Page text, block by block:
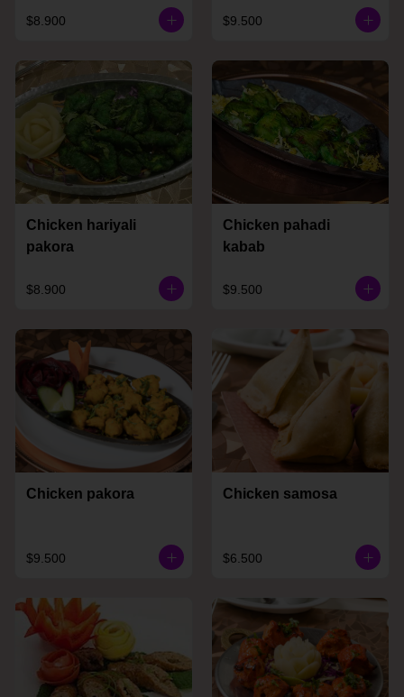
$8.900 $9.500
Chicken hariyali
pakora
$8.900
Chicken pahadi
kabab
$9.500
Chicken pakora
$9.500
Chicken samosa
$6.500